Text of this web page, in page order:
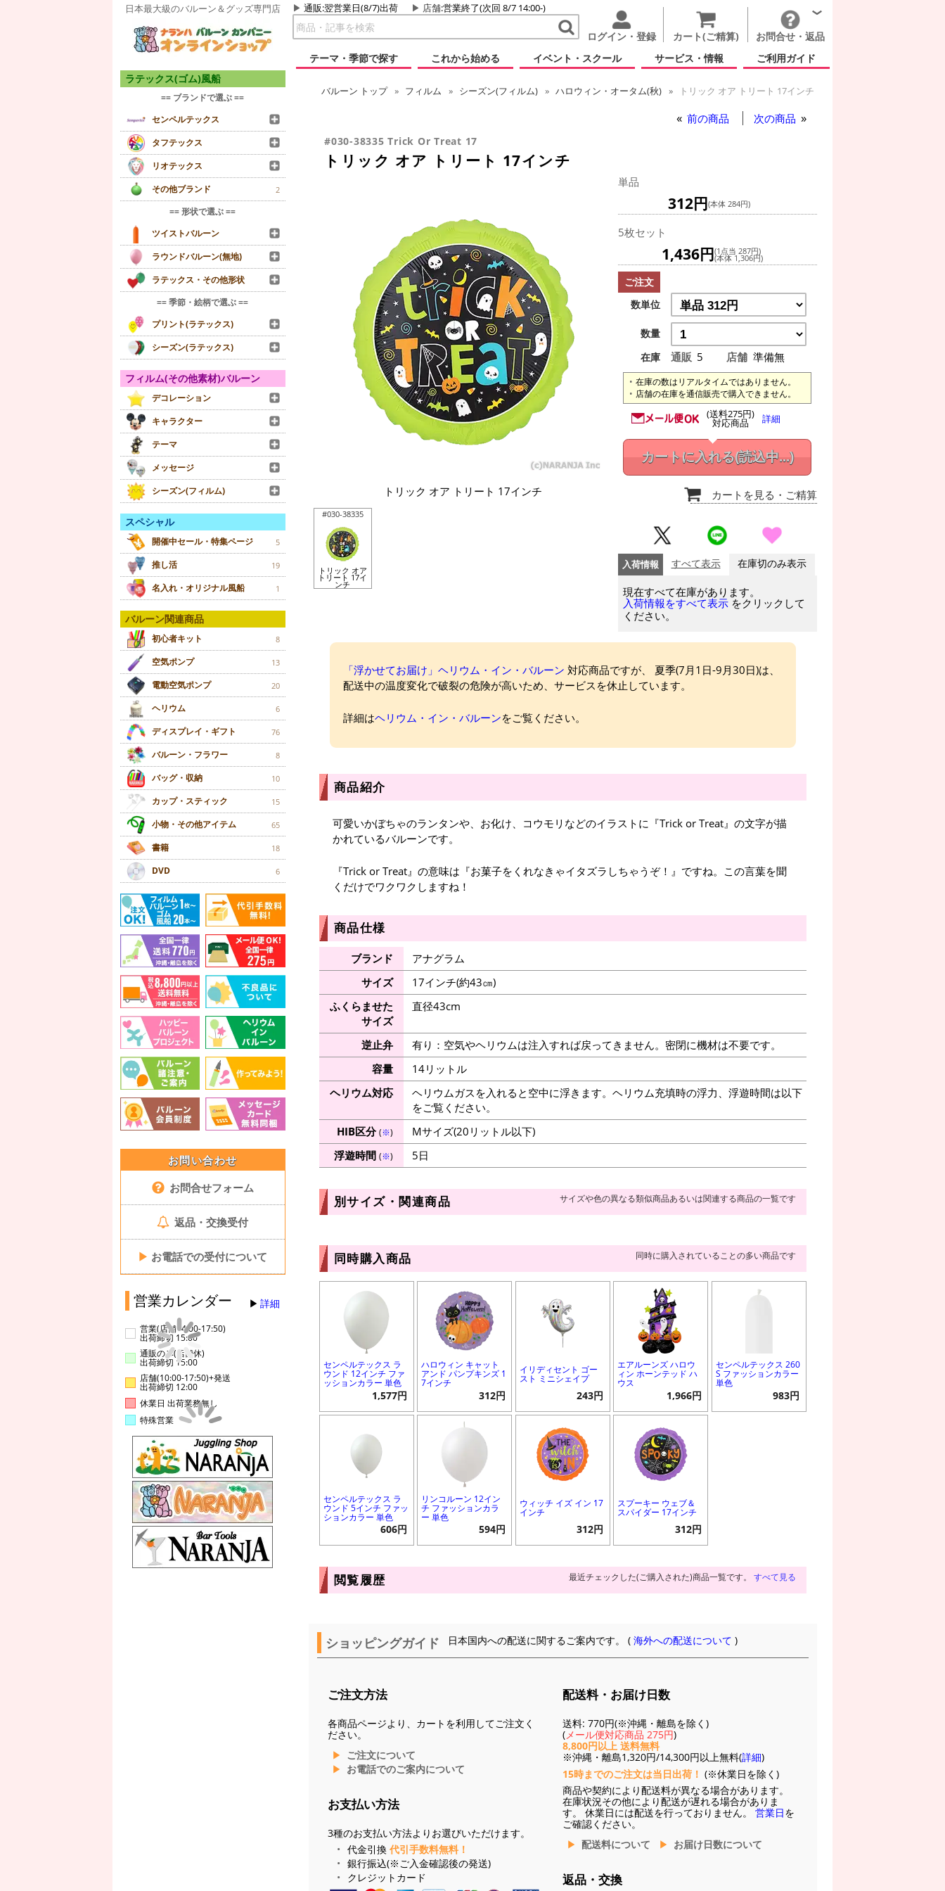
日本最大級のバルーン＆グッズ専門店 通販:翌営業日(8/7)出荷 店舗:営業終了(次回 8/7 14:00-)
ログイン・登録 カート(ご精算)
お問合せ・返品
テーマ・季節で探す
これから始める イベント・スクール サービス・情報 ご利用ガイド
ラテックス(ゴム)風船
== ブランドで選ぶ ==
センペルテックス
タフテックス
リオテックス
その他ブランド
2
== 形状で選ぶ ==
ツイストバルーン
ラウンドバルーン(無地)
ラテックス・その他形状
== 季節・絵柄で選ぶ ==
プリント(ラテックス)
シーズン(ラテックス)
フィルム(その他素材)バルーン
デコレーション
キャラクター
テーマ
メッセージ
シーズン(フィルム)
スペシャル
開催中セール・特集ページ 5
推し活 19
名入れ・オリジナル風船 1
バルーン関連商品
初心者キット 8
空気ポンプ 13
電動空気ポンプ 20
ヘリウム 6
ディスプレイ・ギフト 76
バルーン・フラワー 8
バッグ・収納 10
カップ・スティック 15
小物・その他アイテム 65
書籍 18
DVD 6
お問い合わせ
お問合せフォーム
返品・交換受付
▶ お電話での受付について
営業カレンダー 詳細
営業(店舗14:00-17:50)
出荷締切 15:00
通販のみ(店舗休)
出荷締切 15:00
店舗(10:00-17:50)+発送
出荷締切 12:00
休業日 出荷業務無し
特殊営業
バルーン トップ フィルム シーズン(フィルム) ハロウィン・オータム(秋) トリック オア トリート 17インチ
前の商品 次の商品
#030-38335 Trick Or Treat 17
トリック オア トリート 17インチ
トリック オア トリート 17インチ
#030-38335
トリック オア
トリート 17イ
ンチ
単品
312円(本体 284円)
5枚セット
1,436円(1点当 287円)
(本体 1,306円)
ご注文
数単位
数量
在庫
通販 5 店舗 準備無
在庫の数はリアルタイムではありません。
店舗の在庫を通信販売で購入できません。
(送料275円)
対応商品 詳細
カートに入れる(読込中...)
カートを見る ・ご精算
入荷情報 すべて表示 在庫切のみ表示
現在すべて在庫があります。
入荷情報をすべて表示 をクリックして
ください。
「浮かせてお届け」ヘリウム・イン・バルーン 対応商品ですが、 夏季(7月1日-9月30日)は、
配送中の温度変化で破裂の危険が高いため、サービスを休止しています。
詳細はヘリウム・イン・バルーンをご覧ください。
商品紹介
可愛いかぼちゃのランタンや、お化け、コウモリなどのイラストに『Trick or Treat』の文字が描
かれているバルーンです。
『Trick or Treat』の意味は『お菓子をくれなきゃイタズラしちゃうぞ！』ですね。この言葉を聞
くだけでワクワクしますね！
商品仕様
ブランド
アナグラム
サイズ
17インチ(約43㎝)
ふくらませた
サイズ
直径43cm
逆止弁
有り：空気やヘリウムは注入すれば戻ってきません。密閉に機材は不要です。
容量
14リットル
ヘリウム対応
ヘリウムガスを入れると空中に浮きます。ヘリウム充填時の浮力、浮遊時間は以下
をご覧ください。
HIB区分(※)
Mサイズ(20リットル以下)
浮遊時間 (※) 5日
別サイズ・関連商品 サイズや色の異なる類似商品あるいは関連する商品の一覧です
同時購入商品 同時に購入されていることの多い商品です
センペルテックス ラ
ウンド 12インチ ファ
ッションカラー 単色
1,577円
ハロウィン キャット
アンド パンプキンズ 1
7インチ
312円
イリディセント ゴー
スト ミニシェイプ
243円
エアルーンズ ハロウ
ィン ホーンテッド ハ
ウス
1,966円
センペルテックス 260
S ファッションカラー
単色
983円
センペルテックス ラ
ウンド 5インチ ファッ
ションカラー 単色
606円
リンコルーン 12イン
チ ファッションカラ
ー 単色
594円
ウィッチ イズ イン 17
インチ
312円
スプーキー ウェブ＆
スパイダー 17インチ
312円
閲覧履歴 最近チェックした(ご購入された)商品一覧です。 すべて見る
ショッピングガイド 日本国内への配送に関するご案内です。 (海外への配送について )
ご注文方法
各商品ページより、カートを利用してご注文く
ださい。
ご注文について
お電話でのご案内について
お支払い方法
3種のお支払い方法よりお選びいただけます。
代金引換 代引手数料無料！
銀行振込(※ご入金確認後の発送)
クレジットカード
配送料・お届け日数
送料: 770円(※沖縄・離島を除く)
(メール便対応商品 275円)
8,800円以上 送料無料
※沖縄・離島1,320円/14,300円以上無料(詳細)
15時までのご注文は当日出荷！ (※休業日を除く)
商品や契約により配送料が異なる場合があります。
在庫状況その他により配送が遅れる場合がありま
す。 休業日には配送を行っておりません。 営業日を
ご確認ください。
配送料について
お届け日数について
返品・交換